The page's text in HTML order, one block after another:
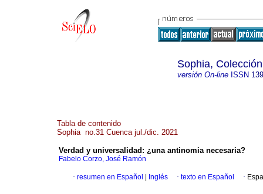
Sophia,
versión On-lineISSN
Tabla de contenido
Sophia no.31 Cuenca jul./dic. 2021
Verdad y universalidad: ¿una antinomia necesaria?
Fabelo Corzo, José Ramón
· resumen en Español Inglés · texto en Español ·